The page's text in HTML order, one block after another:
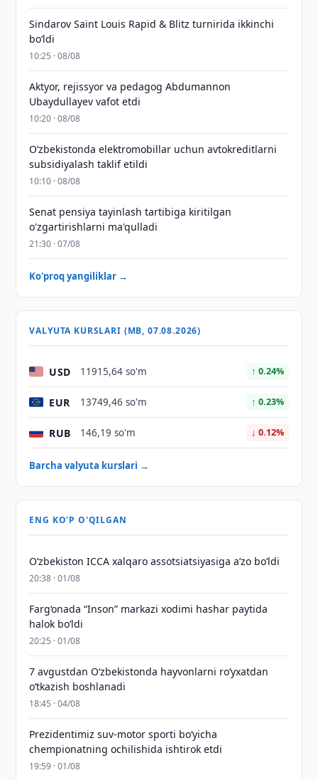
Sindarov Saint Louis Rapid & Blitz turnirida ikkinchi
bo‘ldi
10:25 · 08/08
Aktyor, rejissyor va pedagog Abdumannon
Ubaydullayev vafot etdi
10:20 · 08/08
O‘zbekistonda elektromobillar uchun avtokreditlarni
subsidiyalash taklif etildi
10:10 · 08/08
Senat pensiya tayinlash tartibiga kiritilgan
o'zgartirishlarni ma'qulladi
21:30 · 07/08
Ko'proq yangiliklar →
VALYUTA KURSLARI (MB, 07.08.2026)
USD 11915,64 so'm ↑ 0.24%
EUR 13749,46 so'm ↑ 0.23%
RUB 146,19 so'm ↓ 0.12%
Barcha valyuta kurslari →
ENG KO'P O'QILGAN
O‘zbekiston ICCA xalqaro assotsiatsiyasiga aʼzo bo‘ldi
20:38 · 01/08
Farg‘onada “Inson” markazi xodimi hashar paytida
halok bo‘ldi
20:25 · 01/08
7 avgustdan O‘zbekistonda hayvonlarni ro‘yxatdan
o‘tkazish boshlanadi
18:45 · 04/08
Prezidentimiz suv-motor sporti bo‘yicha
chempionatning ochilishida ishtirok etdi
19:59 · 01/08